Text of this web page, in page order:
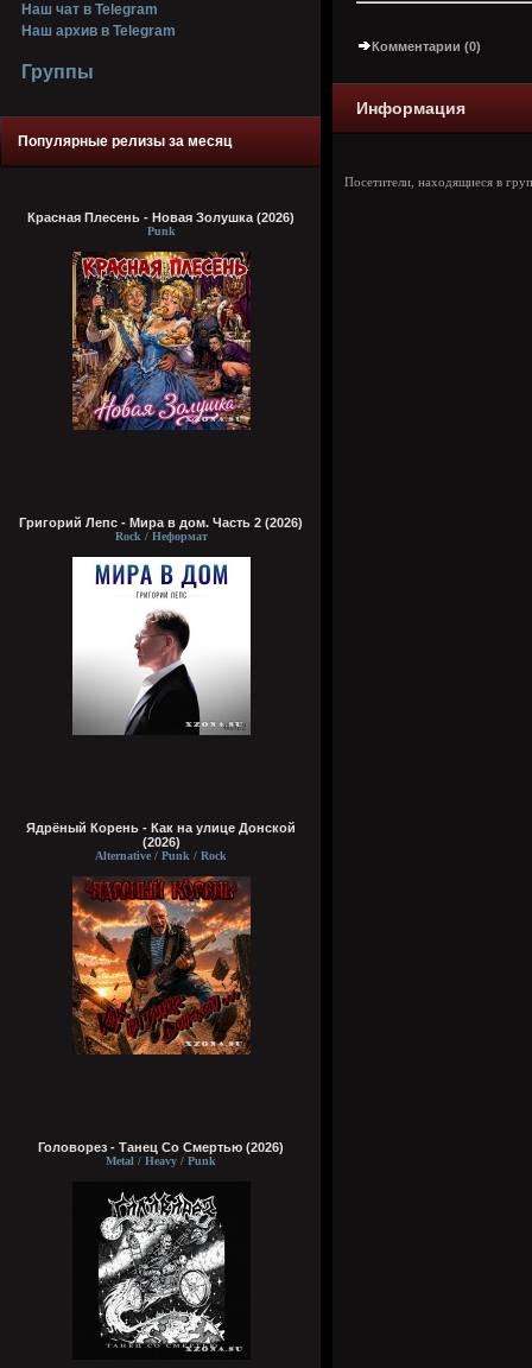
Наш чат в Telegram
Наш архив в Telegram
Группы
Популярные релизы за месяц
Красная Плесень - Новая Золушка (2026)
Punk
Григорий Лепс - Мира в дом. Часть 2 (2026)
Rock / Неформат
Ядрёный Корень - Как на улице Донской
(2026)
Alternative / Punk / Rock
Головорез - Tанец Со Смертью (2026)
Metal / Heavy / Punk
Комментарии (0)
Информация
Посетители, находящиеся в